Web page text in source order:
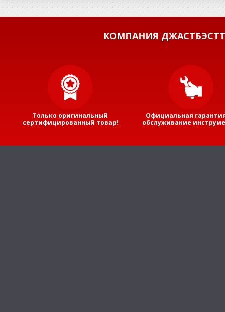
КОМПАНИЯ
Только оригинальный
сертифицированный товар!
Официальная
обслуживание